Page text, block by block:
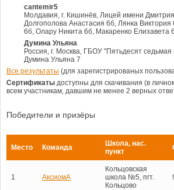
cantemir5
Молдавия, г. Кишинёв, Лицей имени
Долгополова Анастасия 6б, Лянка
6б, Олару Никита 6б, Макаренко Елизавета
Думина Ульяна
Россия, г. Москва, ГБОУ "Пятьдесят
Думина Ульяна 7
Все результаты (для зарегистрированых
Сертификаты доступны для скачивания (в
всем участникам, давшим не менее 2 верных
Победители и призёры
Место Команда
Школа, нас.
пункт
1 АксиомА
Кольцовская
школа №5, пгт.
Кольцово